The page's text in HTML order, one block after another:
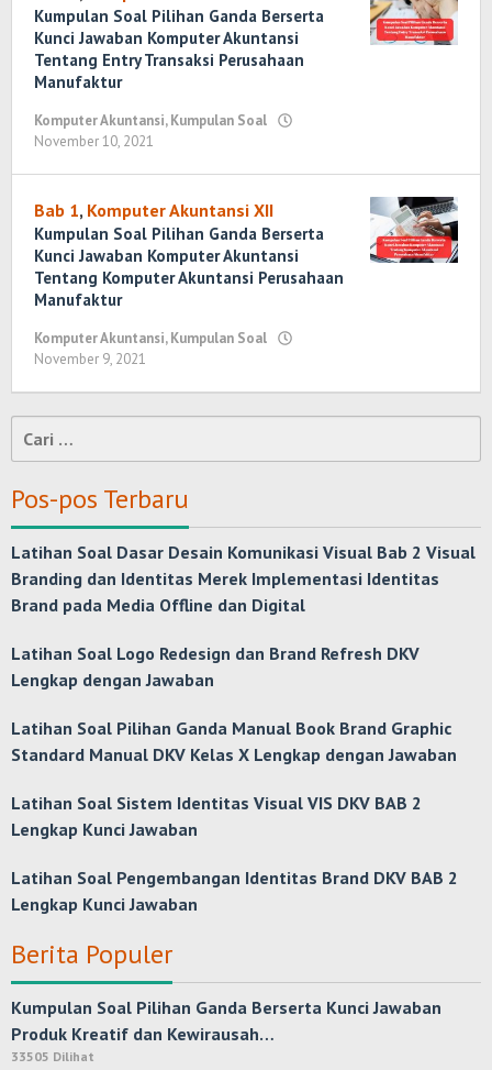
Kumpulan Soal Pilihan Ganda Berserta
Kunci Jawaban Komputer Akuntansi
Tentang Entry Transaksi Perusahaan
Manufaktur
Komputer Akuntansi,Kumpulan Soal
November 10, 2021
Bab 1, Komputer Akuntansi XII
Kumpulan Soal Pilihan Ganda Berserta
Kunci Jawaban Komputer Akuntansi
Tentang Komputer Akuntansi Perusahaan
Manufaktur
Komputer Akuntansi,Kumpulan Soal
November 9, 2021
Cari
untuk:
Pos-pos Terbaru
Latihan Soal Dasar Desain Komunikasi Visual Bab 2 Visual
Branding dan Identitas Merek Implementasi Identitas
Brand pada Media Offline dan Digital
Latihan Soal Logo Redesign dan Brand Refresh DKV
Lengkap dengan Jawaban
Latihan Soal Pilihan Ganda Manual Book Brand Graphic
Standard Manual DKV Kelas X Lengkap dengan Jawaban
Latihan Soal Sistem Identitas Visual VIS DKV BAB 2
Lengkap Kunci Jawaban
Latihan Soal Pengembangan Identitas Brand DKV BAB 2
Lengkap Kunci Jawaban
Berita Populer
Kumpulan Soal Pilihan Ganda Berserta Kunci Jawaban
Produk Kreatif dan Kewirausah…
33505 Dilihat